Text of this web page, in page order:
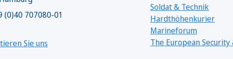
(0)40 707080-01
Sie uns
Soldat & Technik
Hardthöhenkurier
Marineforum
The European